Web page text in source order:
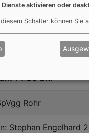
Eigentor 2
14:00 Uhr
Rohr
Stephan Engelhard
Dienste aktivieren oder
Schalter können Sie